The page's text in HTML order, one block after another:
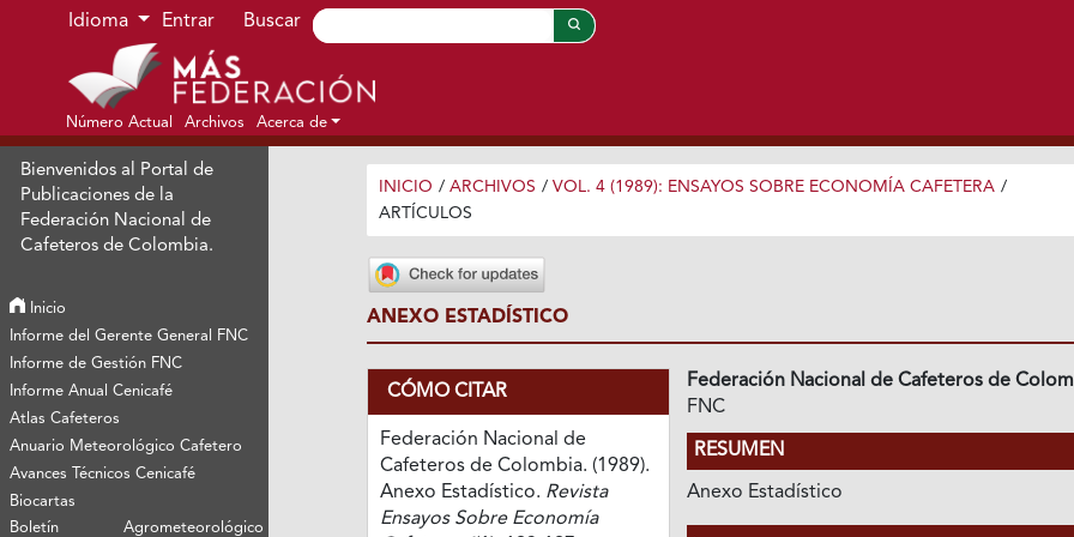
Ir al menú de navegación principal
Ir al contenido principal
Ir al pie de página del sitio
Idioma Entrar Buscar
Número Actual Archivos Acerca de
Bienvenidos al Portal de
Publicaciones de la
Federación Nacional de
Cafeteros de Colombia.
Inicio
Informe del Gerente General FNC
Informe de Gestión FNC
Informe Anual Cenicafé
Atlas Cafeteros
Anuario Meteorológico Cafetero
Avances Técnicos Cenicafé
Biocartas
Boletín Agrometeorológico
INICIO / ARCHIVOS / VOL. 4 (1989): ENSAYOS SOBRE ECONOMÍA CAFETERA /
ARTÍCULOS
ANEXO ESTADÍSTICO
CÓMO CITAR
Federación Nacional de
Cafeteros de Colombia. (1989).
Anexo Estadístico. Revista
Ensayos Sobre Economía
Federación Nacional de Cafeteros de
FNC
RESUMEN
Anexo Estadístico